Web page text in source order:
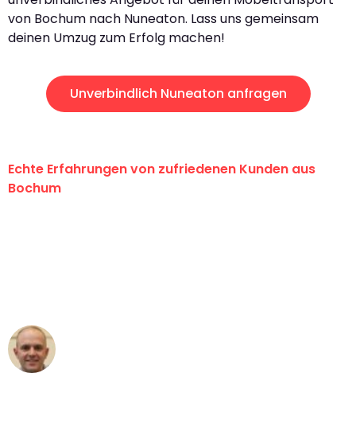
von Bochum nach Nuneaton. Lass uns gemeinsam
deinen Umzug zum Erfolg machen!
Unverbindlich Nuneaton anfragen
Echte Erfahrungen von zufriedenen Kunden aus
Bochum